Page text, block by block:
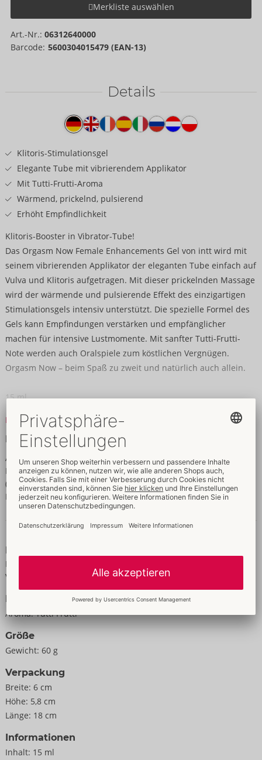
Merkliste auswählen
Art.-Nr.: 06312640000
Barcode: 5600304015479 (EAN-13)
Details
Produkttext
Klitoris-Stimulationsgel
Elegante Tube mit vibrierendem Applikator
Mit Tutti-Frutti-Aroma
Wärmend, prickelnd, pulsierend
Erhöht Empfindlichkeit
Klitoris-Booster in Vibrator-Tube!
Das Orgasm Now Female Enhancements Gel von intt wird mit
seinem vibrierenden Applikator der eleganten Tube einfach auf
Vulva und Klitoris aufgetragen. Mit dieser prickelnden Massage
wird der wärmende und pulsierende Effekt des einzigartigen
Stimulationsgels intensiv unterstützt. Die spezielle Formel des
Gels kann Empfindungen verstärken und empfänglicher
machen für intensive Lustmomente. Mit sanfter Tutti-Frutti-
Note werden auch Oralspiele zum köstlichen Vergnügen.
Orgasm Now – beim Spaß zu zweit und natürlich auch allein.
15 ml.
Nur zur äußeren Anwendung.
Mehr lesen
Inhaltsstoffe
Aqua (Water), Propylene Glycol, Glycerin, Hydroxyethylcellulose,
Flavour, Butylene Glycol, Phenoxyethanol, Hamamelis Virginiana
(Witch Hazel) Leaf Extract, Acmella Oleacera Extract, Disodium
Edta, Arginine, Sodium Saccharin, Citric Acid
Daten & Eigenschaften
Eigenschaften
Für Frauen
Vibration
Daten
Aroma: Tutti Frutti
Größe
Gewicht: 60 g
Verpackung
Breite: 6 cm
Höhe: 5,8 cm
Länge: 18 cm
Informationen
Inhalt: 15 ml